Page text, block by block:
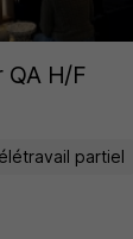
QA H/F
partiel